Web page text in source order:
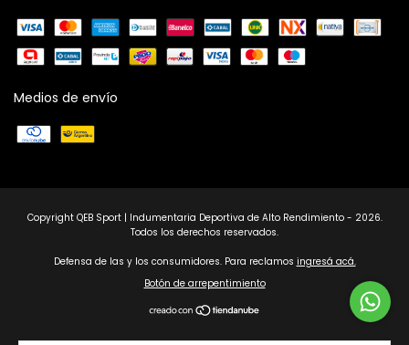
Medios de envío
Copyright QEB Sport | Indumentaria Deportiva de Alto Rendimiento - 2026.
Todos los derechos reservados.
Defensa de las y los consumidores. Para reclamos ingresá acá.
Botón de arrepentimiento